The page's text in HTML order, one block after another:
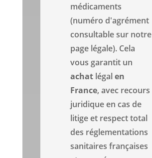
médicaments
(numéro d'agrément
consultable sur notre
page légale). Cela
vous garantit un
achat légalen
France, avec recours
juridique en cas de
litige et respect total
des réglementations
sanitaires françaises